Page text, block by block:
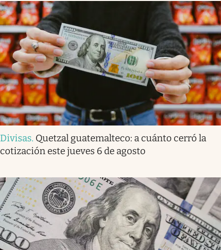
Divisas. Quetzal guatemalteco: a cuánto cerró la
cotización este jueves 6 de agosto